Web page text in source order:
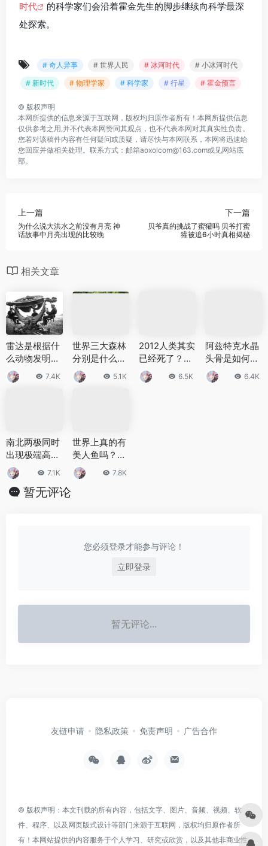
时代
的科学家们会沿着霍金先生的脚步继续向科学最深
处探索。
# 奇人异事 # 世界人民 # 冰河时代
# 小冰河时代
# 新时代
# 物理学家 # 科学家 # 行星 # 霍金预言
© 版权声明
本网所提供的信息来源于互联网，版权均归原作者所有！本网所提供信息
仅供参考之用,并不代表本网赞同其观点，也不代表本网对其真实性负责。
您若对该稿件内容有任何疑问或质疑，请尽快与本网联系，本网将迅速给
您回应并做相关处理。联系方式：邮箱aoxolcom@163.com或见网站底
部。
上一篇
为什么说大洪水之前没有月亮 神
话故事中月亮出现的比较晚
下一篇
贝爷真的挑战了蜜獾吗 贝爷打蜜
獾被追6小时真相揭秘
相关文章
雷达是根据什
么动物发明
的？雷达的起
源来自于哪
7.4K
世界三大森林
分别是什么？
这些森林在世
界上地位如
5.1K
2012人类其实
已经死了？有
哪些时间可以
证明？
6.5K
阿兹特克水晶
头骨是如何制
作的 阿兹特克
水晶头骨的秘
6.4K
南北两极同时
出现极端高
温，比正常高
出三、四十度
7.1K
世界上真的有
美人鱼吗？多
处发现疑似美
人鱼遗体
7.8K
暂无评论
您必须登录才能参与评论！
立即登录
暂无评论...
友链申请 隐私政策 免责声明 广告合作
© 版权声明：本文刊载的所有内容，包括文字、图片、音频、视频、软
件、程序、以及网页版式设计等部门来源于互联网，版权均归原作者所
有！本网站提供的内容服务于个人学习、研究或欣赏，以及其他非商业性